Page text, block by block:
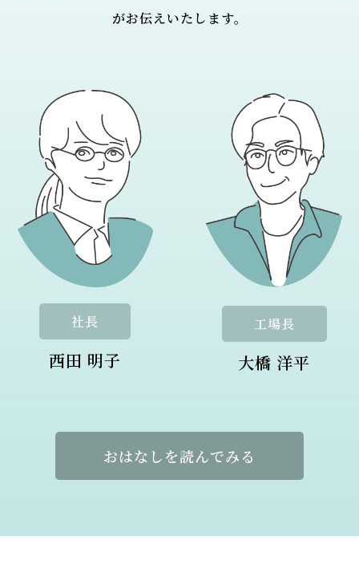
がお伝えいたします。
社長
西田 明子
工場長
大橋 洋平
おはなしを読んでみる